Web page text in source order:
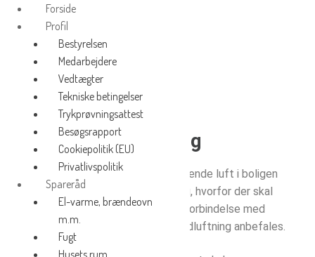
Udluftning
Vi trives bedst i frisk luft. Stillestående luft i boligen
optager bl.a. fugt og bliver iltfattig, hvorfor der skal
luftes ud flere gange om dagen. I forbindelse med
madlavning og bad kan en ekstra udluftning anbefales.
Forside
Profil
Bestyrelsen
Medarbejdere
Vedtægter
Tekniske betingelser
Trykprøvningsattest
Besøgsrapport
Cookiepolitik (EU)
Privatlivspolitik
Spareråd
El-varme, brændeovn
m.m.
Fugt
Husets rum